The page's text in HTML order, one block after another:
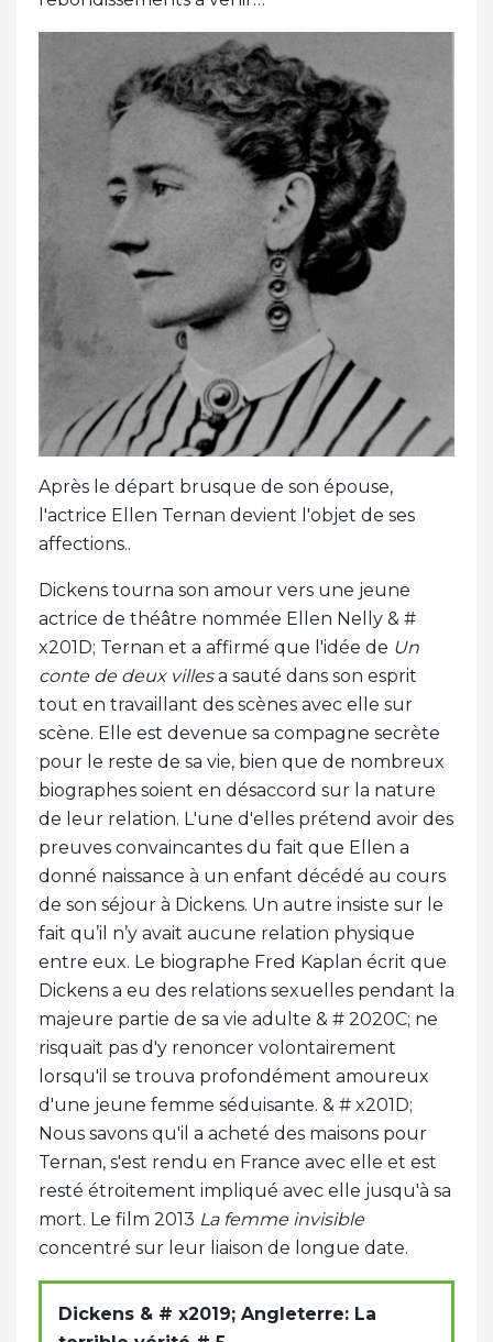
Après le départ brusque de son épouse,
l'actrice Ellen Ternan devient l'objet de ses
affections..
Dickens tourna son amour vers une jeune
actrice de théâtre nommée Ellen Nelly & #
x201D; Ternan et a affirmé que l'idée de Un
conte de deux villesa sauté dans son esprit
tout en travaillant des scènes avec elle sur
scène. Elle est devenue sa compagne secrète
pour le reste de sa vie, bien que de nombreux
biographes soient en désaccord sur la nature
de leur relation. L'une d'elles prétend avoir des
preuves convaincantes du fait que Ellen a
donné naissance à un enfant décédé au cours
de son séjour à Dickens. Un autre insiste sur le
fait qu’il n’y avait aucune relation physique
entre eux. Le biographe Fred Kaplan écrit que
Dickens a eu des relations sexuelles pendant la
majeure partie de sa vie adulte & # 2020C; ne
risquait pas d'y renoncer volontairement
lorsqu'il se trouva profondément amoureux
d'une jeune femme séduisante. & # x201D;
Nous savons qu'il a acheté des maisons pour
Ternan, s'est rendu en France avec elle et est
resté étroitement impliqué avec elle jusqu'à sa
mort. Le film 2013 La femme invisible
concentré sur leur liaison de longue date.
Dickens & # x2019; Angleterre: La